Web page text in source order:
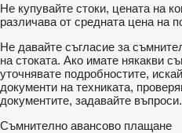
Не купувайте стоки, цената на
различава от средната цена на
Не давайте съгласие за
на стоката. Ако имате някакви
уточнявате подробностите,
документи на техниката,
документите, задавайте въпроси.
Съмнително авансово плащане